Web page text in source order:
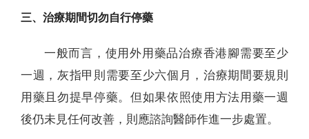
三、治療期間切勿自行停藥
一般而言，使用外用藥品治療香港腳需要至少
一週，灰指甲則需要至少六個月，治療期間要規則
用藥且勿提早停藥。但如果依照使用方法用藥一週
後仍未見任何改善，則應諮詢醫師作進一步處置。